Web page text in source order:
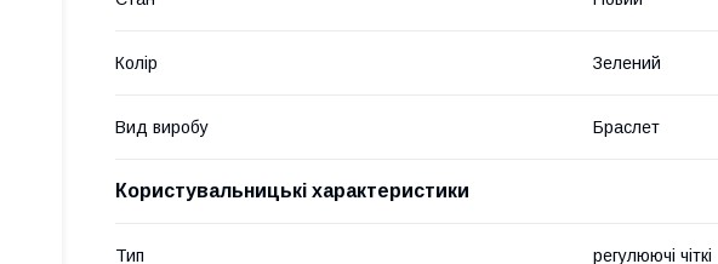
Колір Зелений
Вид виробу Браслет
Користувальницькі характеристики
Тип регулюючі чіткі